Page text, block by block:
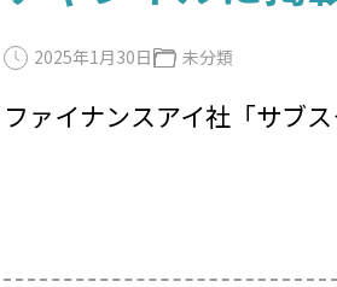
2025年1月30日 未分類
ファイナンスアイ社「サブ